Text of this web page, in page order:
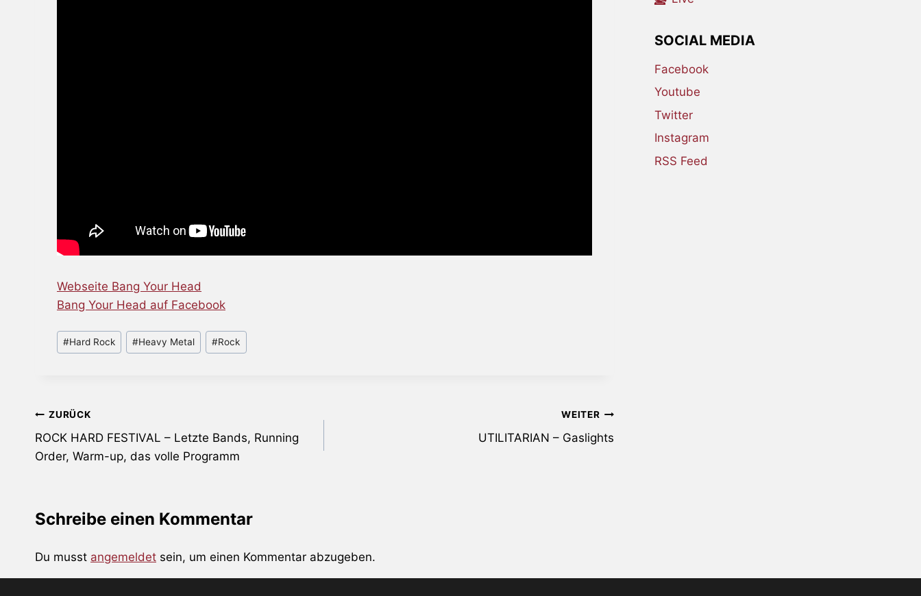
Webseite Bang Your Head
Bang Your Head auf Facebook
Schlagworte:
#Hard Rock #Heavy Metal #Rock
Beitragsnavigation
ZURÜCK
ROCK HARD FESTIVAL – Letzte Bands, Running
Order, Warm-up, das volle Programm
WEITER
UTILITARIAN – Gaslights
Schreibe einen Kommentar
Du musst angemeldet sein, um einen Kommentar abzugeben.
SOCIAL MEDIA
Facebook
Youtube
Twitter
Instagram
RSS Feed